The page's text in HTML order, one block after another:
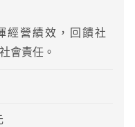
經營績效，回饋社
會責任。